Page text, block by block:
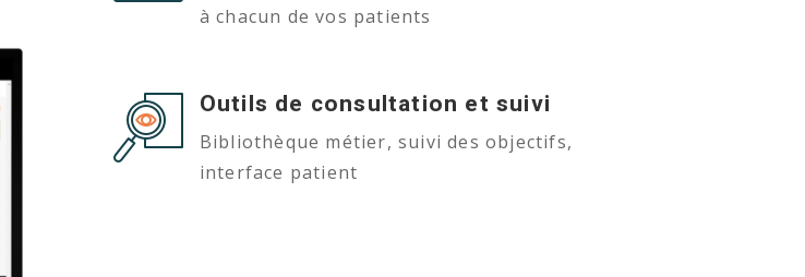
à chacun de vos patients
Outils de consultation et suivi
Bibliothèque métier, suivi des objectifs,
interface patient